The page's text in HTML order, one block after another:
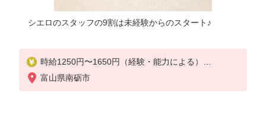
シエロのスタッフの9割は未経験からのスタート♪
時給1250円〜1650円（経験・能力による）
※残業代支給
★交通費別途支給（規定あり）
富山県南砺市